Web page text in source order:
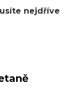
nejdříve